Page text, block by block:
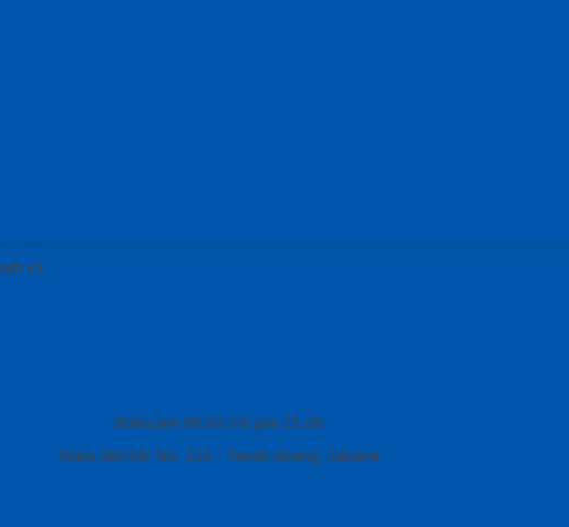
ini.
Buka jam 08.00 s/d jam 21.00
Ruko ABCDE No. 123 - Tanah Abang, Jakarta